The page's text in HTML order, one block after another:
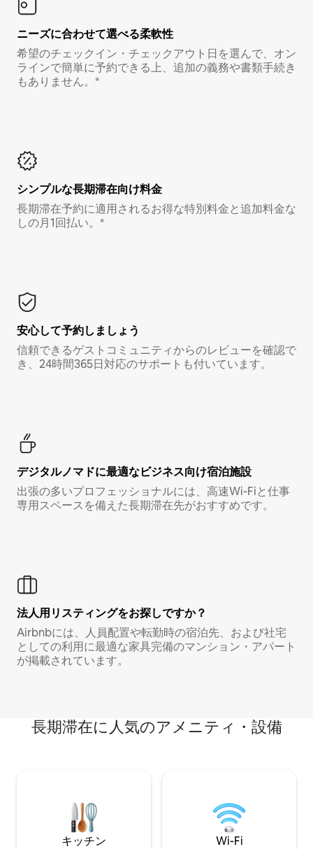
ニーズに合わせて選べる柔軟性
希望のチェックイン・チェックアウト日を選んで、オン
ラインで簡単に予約できる上、追加の義務や書類手続き
もありません。*
シンプルな長期滞在向け料金
長期滞在予約に適用されるお得な特別料金と追加料金な
しの月1回払い。*
安心して予約しましょう
信頼できるゲストコミュニティからのレビューを確認で
き、24時間365日対応のサポートも付いています。
デジタルノマド⁠に最⁠適⁠なビ⁠ジ⁠ネ⁠ス⁠向⁠け宿⁠泊⁠施⁠設
出張の多いプロフェッショナルには、高速Wi-Fiと仕事
専用スペースを備えた長期滞在先がおすすめです。
法人用リスティングをお探しですか？
Airbnbには、人員配置や転勤時の宿泊先、および社宅
としての利用に最適な家具完備のマンション・アパート
が掲載されています。
長期滞在に人気のアメニティ・設備
キッチン Wi-Fi